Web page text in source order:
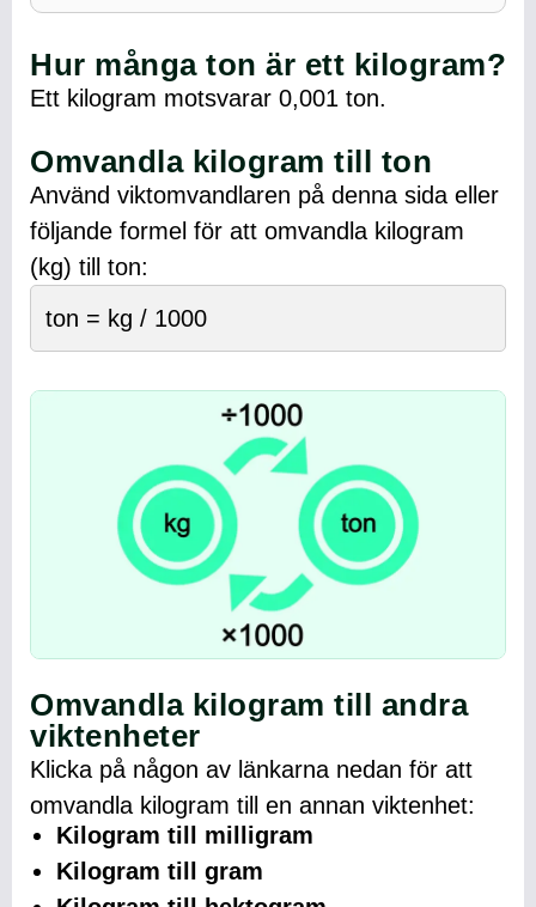
Hur många ton är ett kilogram?
Ett kilogram motsvarar 0,001 ton.
Omvandla kilogram till ton
Använd viktomvandlaren på denna sida eller
följande formel för att omvandla kilogram
(kg) till ton:
ton = kg / 1000
Omvandla kilogram till andra
viktenheter
Klicka på någon av länkarna nedan för att
omvandla kilogram till en annan viktenhet:
Kilogram till milligram
Kilogram till gram